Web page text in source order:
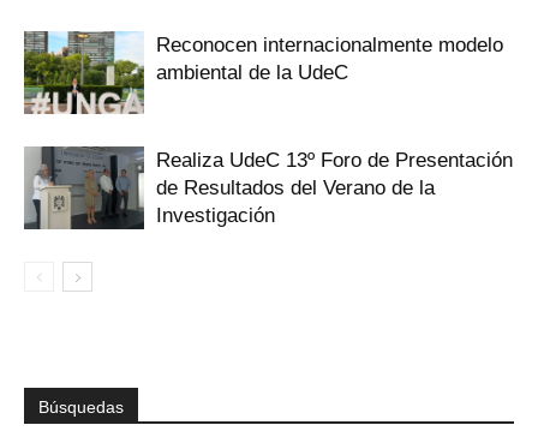
Reconocen internacionalmente modelo
ambiental de la UdeC
Realiza UdeC 13º Foro de Presentación
de Resultados del Verano de la
Investigación
Búsquedas